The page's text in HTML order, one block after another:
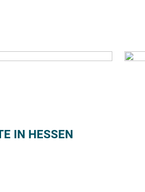
IN HESSEN